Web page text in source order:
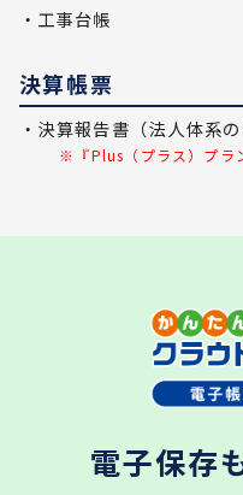
・工事台帳
決算帳票
・決算報告書（法人体系の
※『Plus（プラス）プラ
電子保存